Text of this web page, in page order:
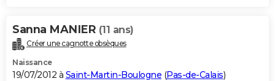
Sanna MANIER (11 ans)
Créer une cagnotte obsèques
Naissance
19/07/2012 à Saint-Martin-Boulogne (Pas-de-Calais)